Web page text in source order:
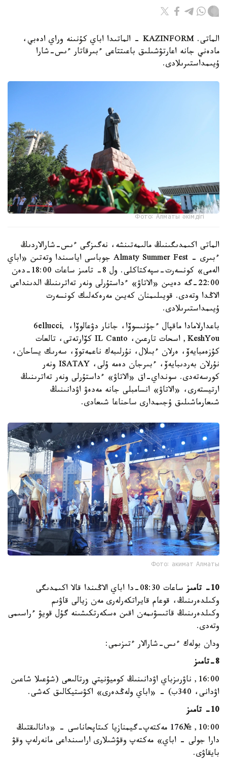
الماتى. KAZINFORM - الماتىدا اباي كۇنىنە وراي ادەبي،
مادەني جانە اعارتۋشىلىق باعىتتاعى ءبىرقاتار ءىس-شارا
ۇيىمداستىرىلادى.
Фото: Алматы әкімдігі
الماتى اكىمدىگىنىڭ مالىمەتىنشە، نەگىزگى ءىس-شارالاردىڭ
ءبىرى - Almaty Summer Fest جوباسى اياسىندا وتەتىن «اباي
الەمى» كونسەرت-سپەكتاكلى. ول 8- تامىز ساعات 18:00-دەن
22:00-گە دەيىن «الاتاۋ» ءداستۇرلى ونەر تەاترىنىڭ الدىنداعى
الاڭدا وتەدى. قويىلىمنان كەيىن مەرەكەلىك كونسەرت
ۇيىمداستىرىلادى.
باعدارلامادا ماقپال ءجۇنىسوۆا، جانار دۋعالوۆا، 6ellucci,
KeshYou, اسحات تارعىن، IL Canto كۆارتەتى، تالعات
كۇزەمبايەۆ، ەرلان ءبىلال، نۇرلىبەك ناعمەتوۆ، سەرىك يساحان،
نۇرلان بەردىبايەۆ، ءبىرجان دەمە ۇلى، ISATAY ونەر
كورسەتەدى. سونداي-اق «الاتاۋ» ءداستۇرلى ونەر تەاترىنىڭ
ارتيستەرى، «الاتاۋ» انسامبلى جانە مەدەۋ اۋدانىنىڭ
شىعارماشىلىق ۇجىمدارى ساحناعا شىعادى.
Фото: акимат Алматы
10- تامىز
ساعات 08:30-دا اباي الاڭىندا قالا اكىمدىگى
وكىلدەرىنىڭ، قوعام قايراتكەرلەرى مەن زيالى قاۋىم
وكىلدەرىنىڭ قاتىسۋىمەن اقىن ەسكەرتكىشىنە گۇل قويۋ ءراسىمى
وتەدى.
ودان بولەك ءىس-شارالار ءتىزىمى:
8-تامىز
16:00, ناۋرىزباي اۋدانىنىڭ كوميۋنيتي ورتالىعى (شۇعىلا شاعىن
اۋدانى، 340ب) - «اباي ولەڭدەرى» اكۋستيكالىق كەشى.
10- تامىز
10:00, №176 مەكتەپ-گيمنازيا كىتاپحاناسى - «دانالىقتىڭ
دارا جولى - اباي» مەكتەپ وقۋشىلارى اراسىنداعى مانەرلەپ وقۋ
بايقاۋى.